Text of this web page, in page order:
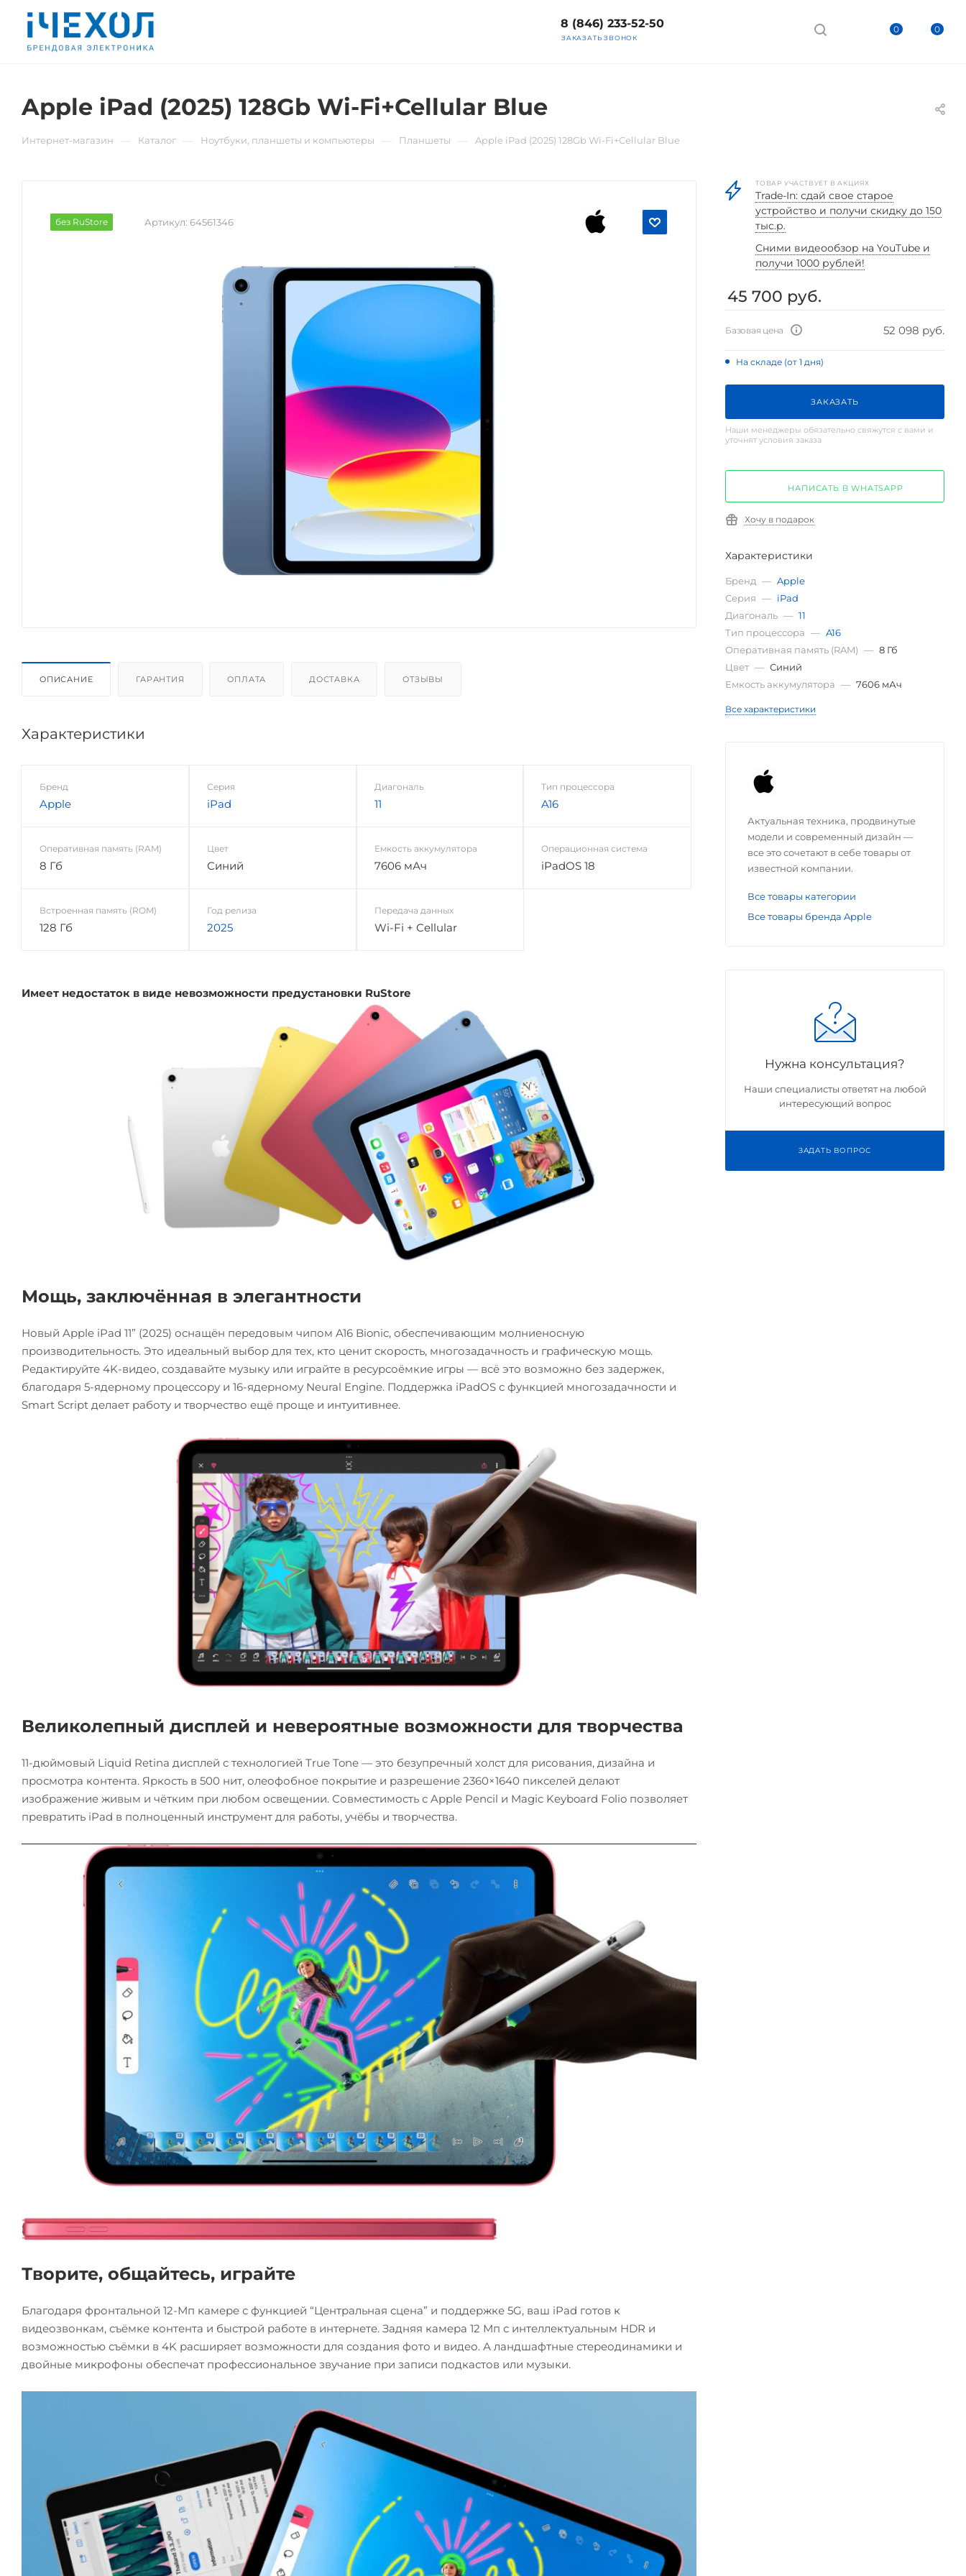
0 0
8 (846) 233-52-50
ЗАКАЗАТЬ ЗВОНОК
Apple iPad (2025) 128Gb Wi-Fi+Cellular Blue
Интернет-магазин Каталог Ноутбуки, планшеты и компьютеры Планшеты Apple iPad (2025) 128Gb Wi-Fi+Cellular Blue
без RuStore Артикул: 64561346
ОПИСАНИЕ ГАРАНТИЯ ОПЛАТА ДОСТАВКА ОТЗЫВЫ
Имеет недостаток в виде невозможности предустановки RuStore
Мощь, заключённая в элегантности
Новый Apple iPad 11” (2025) оснащён передовым чипом A16 Bionic, обеспечивающим молниеносную
производительность. Это идеальный выбор для тех, кто ценит скорость, многозадачность и графическую мощь.
Редактируйте 4K-видео, создавайте музыку или играйте в ресурсоёмкие игры — всё это возможно без задержек,
благодаря 5-ядерному процессору и 16-ядерному Neural Engine. Поддержка iPadOS с функцией многозадачности и
Smart Script делает работу и творчество ещё проще и интуитивнее.
Великолепный дисплей и невероятные возможности для творчества
11-дюймовый Liquid Retina дисплей с технологией True Tone — это безупречный холст для рисования, дизайна и
просмотра контента. Яркость в 500 нит, олеофобное покрытие и разрешение 2360×1640 пикселей делают
изображение живым и чётким при любом освещении. Совместимость с Apple Pencil и Magic Keyboard Folio позволяет
превратить iPad в полноценный инструмент для работы, учёбы и творчества.
Творите, общайтесь, играйте
Благодаря фронтальной 12-Мп камере с функцией “Центральная сцена” и поддержке 5G, ваш iPad готов к
видеозвонкам, съёмке контента и быстрой работе в интернете. Задняя камера 12 Мп с интеллектуальным HDR и
возможностью съёмки в 4K расширяет возможности для создания фото и видео. А ландшафтные стереодинамики и
двойные микрофоны обеспечат профессиональное звучание при записи подкастов или музыки.
Характеристики
Бренд
Apple
Серия
iPad
Диагональ
11
Тип процессора
A16
Оперативная память (RAM)
8 Гб
Цвет
Синий
Емкость аккумулятора
7606 мАч
Операционная система
iPadOS 18
Встроенная память (ROM)
128 Гб
Год релиза
2025
Передача данных
Wi-Fi + Cellular
ТОВАР УЧАСТВУЕТ В АКЦИЯХ
Trade-In: сдай свое старое
устройство и получи скидку до 150
тыс.р.
Cними видеообзор на YouTube и
получи 1000 рублей!
45 700 руб.
Базовая цена 52 098 руб.
На складе (от 1 дня)
ЗАКАЗАТЬ
Наши менеджеры обязательно свяжутся с вами и
уточнят условия заказа
НАПИСАТЬ В WHATSAPP
Хочу в подарок
Характеристики
Бренд — Apple
Серия — iPad
Диагональ — 11
Тип процессора — A16
Оперативная память (RAM) — 8 Гб
Цвет — Синий
Емкость аккумулятора — 7606 мАч
Все характеристики
Актуальная техника, продвинутые
модели и современный дизайн —
все это сочетают в себе товары от
известной компании.
Все товары категории
Все товары бренда Apple
Нужна консультация?
Наши специалисты ответят на любой
интересующий вопрос
ЗАДАТЬ ВОПРОС